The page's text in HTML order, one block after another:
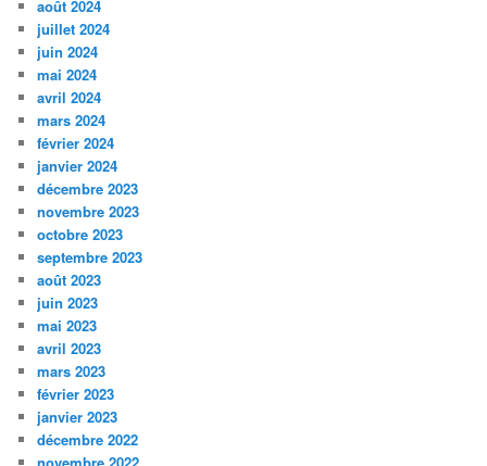
août 2024
juillet 2024
juin 2024
mai 2024
avril 2024
mars 2024
février 2024
janvier 2024
décembre 2023
novembre 2023
octobre 2023
septembre 2023
août 2023
juin 2023
mai 2023
avril 2023
mars 2023
février 2023
janvier 2023
décembre 2022